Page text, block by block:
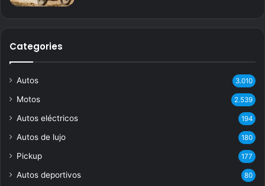
Categories
Autos 3.010
Motos 2.539
Autos eléctricos 194
Autos de lujo 180
Pickup 177
Autos deportivos 80